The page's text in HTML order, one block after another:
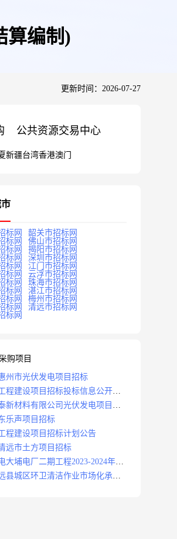
算编制)
更新时间：2026-07-27
公共资源交易中心
新疆台湾香港澳门
标网
韶关市招标网
标网
佛山市招标网
标网
揭阳市招标网
标网
深圳市招标网
标网
江门市招标网
标网
云浮市招标网
标网
珠海市招标网
标网
湛江市招标网
标网
梅州市招标网
标网
清远市招标网
标网
购项目
州市光伏发电项目招标
程建设项目招标投标信息公开目
新材料有限公司光伏发电项目招
乐声项目招标
程建设项目招标计划公告
远市土方项目招标
大埔电厂二期工程2023-2024年度
项目招标公告
县城区环卫清洁作业市场化承包